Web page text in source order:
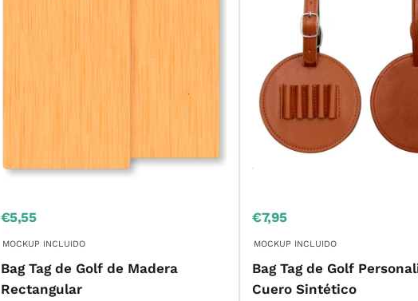
Precio
venta
€5,55
MOCKUP INCLUIDO
Bag Tag de Golf de Madera
Rectangular
Precio
venta
€7,95
MOCKUP INCLUIDO
Bag Tag de Golf
Cuero Sintético